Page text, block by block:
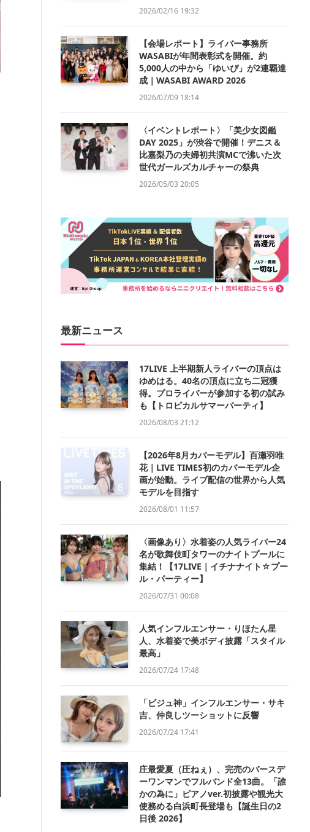
2026/02/16 19:32
【会場レポート】ライバー事務所
WASABIが年間表彰式を開催。約
5,000人の中から「ゆいぴ」が2連覇達
成｜WASABI AWARD 2026
2026/07/09 18:14
〈イベントレポート〉「美少女図鑑
DAY 2025」が渋谷で開催！デニス＆
比嘉梨乃の夫婦初共演MCで沸いた次
世代ガールズカルチャーの祭典
2026/05/03 20:05
最新ニュース
17LIVE 上半期新人ライバーの頂点は
ゆめはる。40名の頂点に立ち二冠獲
得。プロライバーが参加する初の試み
も【トロピカルサマーパーティ】
2026/08/03 21:12
【2026年8月カバーモデル】百瀬羽唯
花｜LIVE TIMES初のカバーモデル企
画が始動。ライブ配信の世界から人気
モデルを目指す
2026/08/01 11:57
〈画像あり〉水着姿の人気ライバー24
名が歌舞伎町タワーのナイトプールに
集結！【17LIVE｜イチナナイト☆プー
ル・パーティー】
2026/07/31 00:08
人気インフルエンサー・りほたん星
人、水着姿で美ボディ披露「スタイル
最高」
2026/07/24 17:48
「ビジュ神」インフルエンサー・サキ
吉、仲良しツーショットに反響
2026/07/24 17:41
庄最愛夏（圧ねぇ）、完売のバースデ
ーワンマンでフルバンド全13曲。「誰
かの為に」ピアノver.初披露や観光大
使務める白浜町長登場も【誕生日の2
日後 2026】